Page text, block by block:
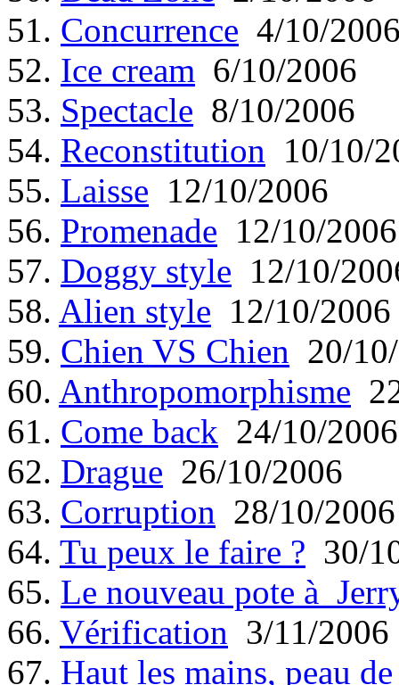
51. Concurrence 4/10/
52. Ice cream 6/10/2006
53. Spectacle 8/10/2006
54. Reconstitution 10/10/
55. Laisse 12/10/2006
56. Promenade 12/10/2006
57. Doggy style 12/10/
58. Alien style 12/10/2006
59. Chien VS Chien 20/
60. Anthropomorphisme
61. Come back 24/10/2006
62. Drague 26/10/2006
63. Corruption 28/10/2006
64. Tu peux le faire ? 30/
65. Le nouveau pote à
66. Vérification 3/11/2006
67. Haut les mains, peau